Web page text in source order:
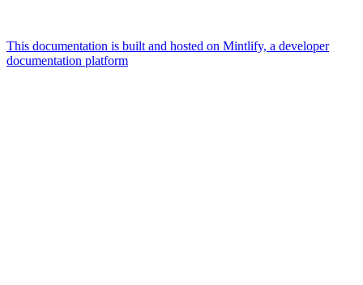
This documentation is built and hosted on Mintlify, a developer
documentation platform